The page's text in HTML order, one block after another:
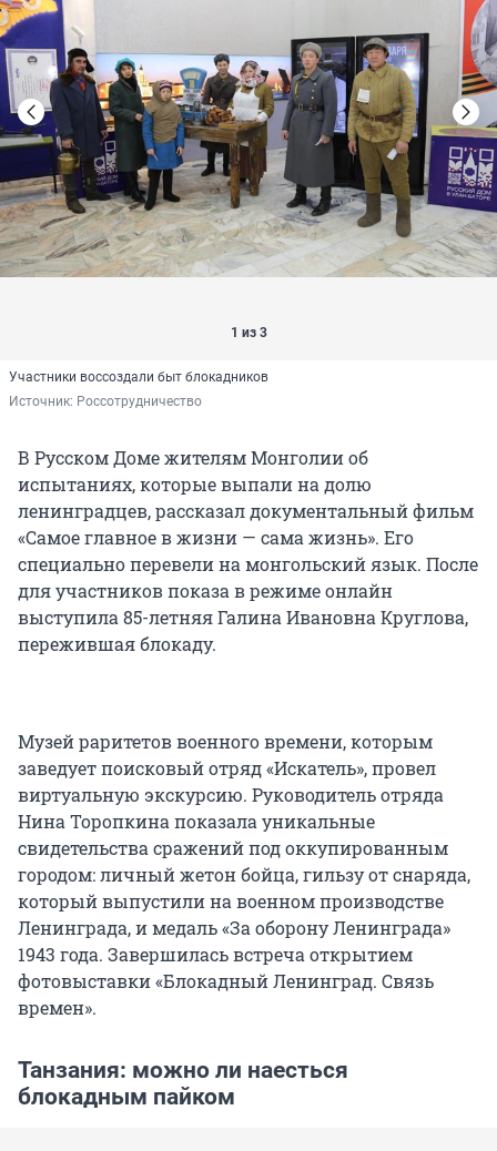
1 из 3
Участники воссоздали быт блокадников
Источник: Россотрудничество
В Русском Доме жителям Монголии об
испытаниях, которые выпали на долю
ленинградцев, рассказал документальный фильм
«Самое главное в жизни — сама жизнь». Его
специально перевели на монгольский язык. После
для участников показа в режиме онлайн
выступила 85-летняя Галина Ивановна Круглова,
пережившая блокаду.
Музей раритетов военного времени, которым
заведует поисковый отряд «Искатель», провел
виртуальную экскурсию. Руководитель отряда
Нина Торопкина показала уникальные
свидетельства сражений под оккупированным
городом: личный жетон бойца, гильзу от снаряда,
который выпустили на военном производстве
Ленинграда, и медаль «За оборону Ленинграда»
1943 года. Завершилась встреча открытием
фотовыставки «Блокадный Ленинград. Связь
времен».
Танзания: можно ли наесться
блокадным пайком